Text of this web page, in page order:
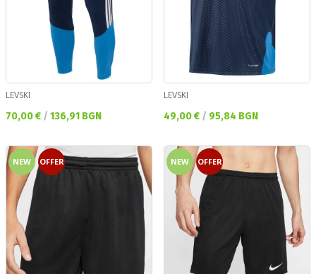
LEVSKI
Текуща цена:
70,00 € / 136,91 BGN
LEVSKI
Текуща цена:
49,00 € / 95,84 BGN
NEW OFFER NEW OFFER